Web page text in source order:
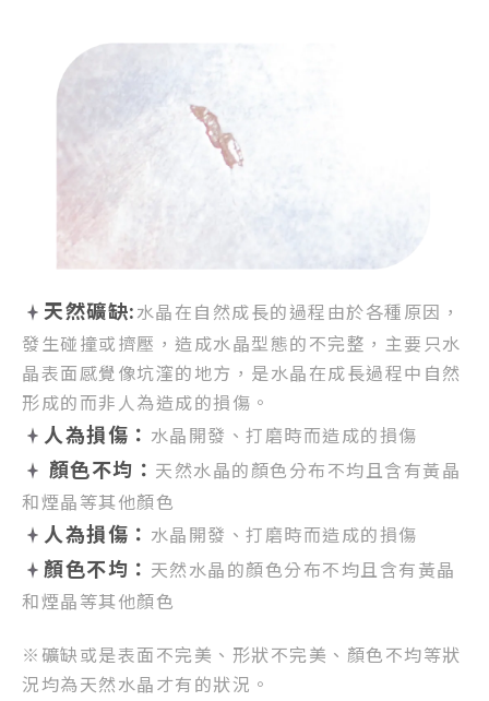
天然礦缺:水晶在自然成長的過程由於各種原因，
發生碰撞或擠壓， 造成水晶型態的不完整， 主要只水
晶表面感覺像坑漥的地方， 是水晶在成長過程中自然
形成的而非人為造成的損傷。
人為損傷： 水晶開發、打磨時而造成的損傷
顏色不均： 天然水晶的顏色分布不均且含有黃晶
和煙晶等其他顏色
人為損傷： 水晶開發、打磨時而造成的損傷
顏色不均： 天然水晶的顏色分布不均且含有黃晶
和煙晶等其他顏色
※礦缺或是表面不完美、形狀不完美、顏色不均等狀
況均為天然水晶才有的狀況。